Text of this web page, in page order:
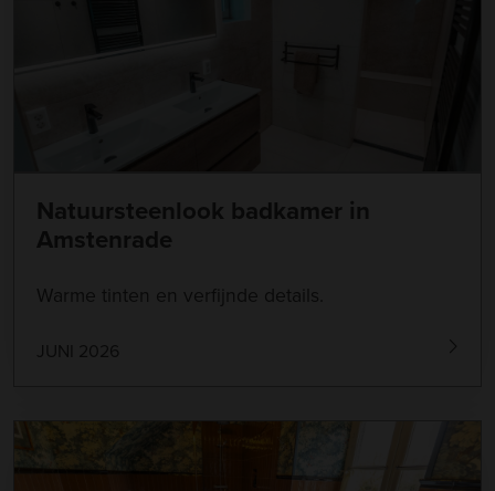
Natuursteenlook badkamer in
Amstenrade
Warme tinten en verfijnde details.
JUNI 2026